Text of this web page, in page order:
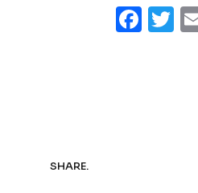
SHARE.